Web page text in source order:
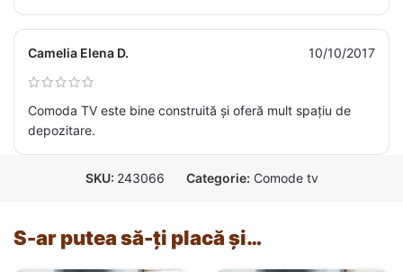
Camelia Elena D. 10/10/2017
Comoda TV este bine construită și oferă mult spațiu de
depozitare.
SKU: 243066 Categorie: Comode tv
S-ar putea să-ți placă și…